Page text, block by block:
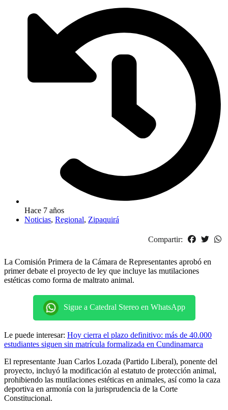
Hace 7 años
Noticias, Regional, Zipaquirá
Compartir:
La Comisión Primera de la Cámara de Representantes aprobó en
primer debate el proyecto de ley que incluye las mutilaciones
estéticas como forma de maltrato animal.
Sigue a Catedral Stereo en WhatsApp
Le puede interesar: Hoy cierra el plazo definitivo: más de 40.000
estudiantes siguen sin matrícula formalizada en Cundinamarca
El representante Juan Carlos Lozada (Partido Liberal), ponente del
proyecto, incluyó la modificación al estatuto de protección animal,
prohibiendo las mutilaciones estéticas en animales, así como la caza
deportiva en armonía con la jurisprudencia de la Corte
Constitucional.